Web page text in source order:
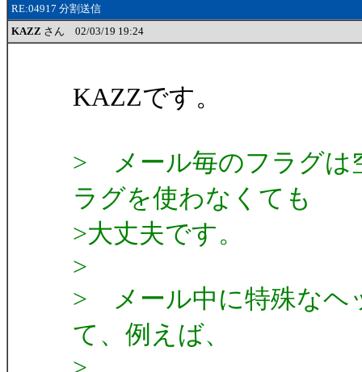
RE:04917 分割送信
KAZZ さん 02/03/19 19:24
KAZZです。
> メール毎のフラグは
ラグを使わなくても
>大丈夫です。
>
> メール中に特殊なヘ
て、例えば、